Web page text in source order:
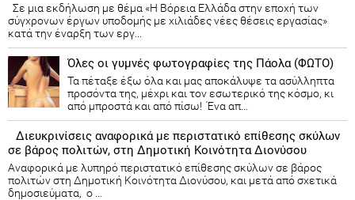
Σε μια εκδήλωση με θέμα «Η Βόρεια Ελλάδα στην εποχή των
σύγχρονων έργων υποδομής με χιλιάδες νέες θέσεις εργασίας»
κατά την έναρξη των εργ...
Όλες οι γυμνές φωτογραφίες της Πάολα (ΦΩΤΟ)
Τα πέταξε έξω όλα και μας αποκάλυψε τα ασύλληπτα
προσόντα της, μέχρι και τον εσωτερικό της κόσμο, κι
από μπροστά και από πίσω! Ένα απ...
Διευκρινίσεις αναφορικά με περιστατικό επίθεσης σκύλων
σε βάρος πολιτών, στη Δημοτική Κοινότητα Διονύσου
Αναφορικά με λυπηρό περιστατικό επίθεσης σκύλων σε βάρος
πολιτών στη Δημοτική Κοινότητα Διονύσου, και μετά από σχετικά
δημοσιεύματα, ο ...